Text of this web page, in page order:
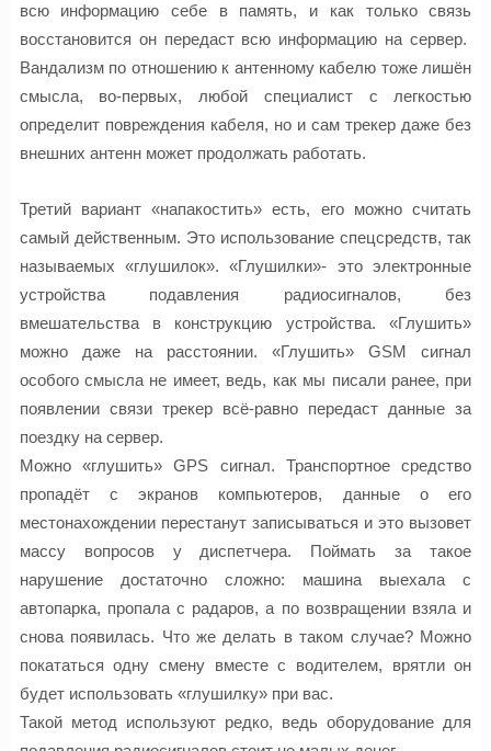
всю информацию себе в память, и как только связь
восстановится он передаст всю информацию на сервер.
Вандализм по отношению к антенному кабелю тоже лишён
смысла, во-первых, любой специалист с легкостью
определит повреждения кабеля, но и самтрекер даже без
внешних антенн может продолжать работать.
Третий вариант «напакостить» есть, его
можно считать
самый действенным. Это использование спецсредств, так
называемых «глушилок». «Глушилки»- это электронные
устройства подавления радиосигналов, без
вмешательства в конструкцию устройства. «Глушить»
можно даже на расстоянии. «Глушить» GSM сигнал
особого смысла не имеет, ведь, как мы писали ранее, при
появлении связи трекер всё-равно передаст данные за
поездку на сервер.
Можно «глушить» GPS сигнал. Транспортное средство
пропадёт с экранов компьютеров, данные о его
местонахождении перестанут записываться и это вызовет
массу вопросов у диспетчера. Поймать за такое
нарушение достаточно сложно: машина выехала с
автопарка, пропала с радаров, а по возвращении взяла и
снова появилась. Что же делать в таком случае? Можно
покататься одну смену вместе с водителем, врятлион
будет использовать «глушилку» при вас.
Такой метод используют редко, ведь оборудование для